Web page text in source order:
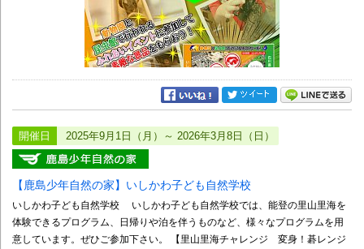
開催日 2025年9月1日（月）～ 2026年3月8日（日）
【鹿島少年自然の家】いしかわ子ども自然学校
いしかわ子ども自然学校 いしかわ子ども自然学校では、能登の里山里海を
体験できるプログラム、日帰りや泊を伴うものなど、様々なプログラムを用
意しています。ぜひご参加下さい。 【里山里海チャレンジ 変身！碁レンジ